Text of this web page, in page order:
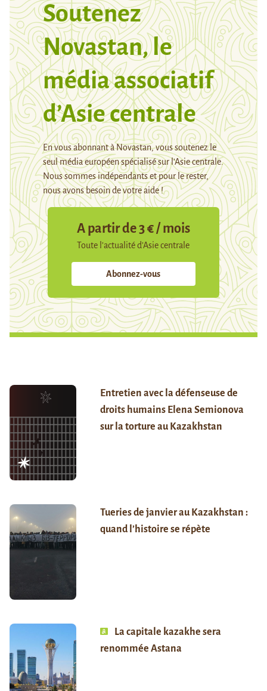
Soutenez
Novastan, le
média associatif
d’Asie centrale
En vous abonnant à Novastan, vous soutenez le
seul média européen spécialisé sur l’Asie centrale.
Nous sommes indépendants et pour le rester,
nous avons besoin de votre aide !
A partir de 3 € / mois
Toute l’actualité d’Asie centrale
Abonnez-vous
Entretien avec la défenseuse de
droits humains Elena Semionova
sur la torture au Kazakhstan
Tueries de janvier au Kazakhstan :
quand l’histoire se répète
La capitale kazakhe sera
renommée Astana